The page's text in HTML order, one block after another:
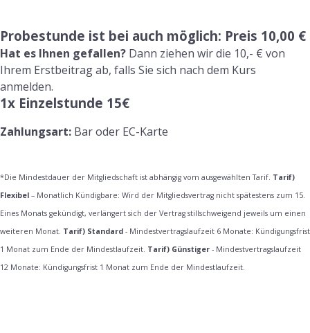
Probestunde ist bei auch möglich: Preis 10,00 €
Hat es Ihnen gefallen? Dann ziehen wir die 10,- € von
Ihrem Erstbeitrag ab, falls Sie sich nach dem Kurs
anmelden.
1x Einzelstunde 15€
Zahlungsart: Bar oder EC-Karte
*Die Mindestdauer der Mitgliedschaft ist abhängig vom ausgewählten Tarif. Tarif)
Flexibel – Monatlich Kündigbare: Wird der Mitgliedsvertrag nicht spätestens zum 15.
Eines Monats gekündigt, verlängert sich der Vertrag stillschweigend jeweils um einen
weiteren Monat. Tarif) Standard - Mindestvertragslaufzeit 6 Monate: Kündigungsfrist
1 Monat zum Ende der Mindestlaufzeit. Tarif) Günstiger - Mindestvertragslaufzeit
12 Monate: Kündigungsfrist 1 Monat zum Ende der Mindestlaufzeit.